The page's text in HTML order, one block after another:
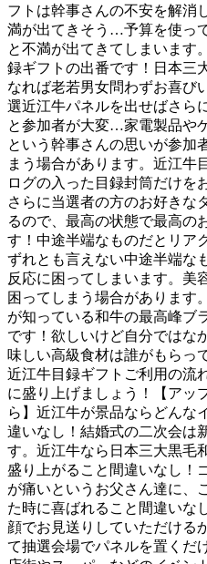
フトは幹事さんの不安を解消
満が出てきそう…予算を使っ
と不満が出てきてしまいます
録ギフトの出番です！日本三
なれば老若男女問わずお喜び
選近江牛パネルを出せばさら
と参加者が大変…家電製品や
という幹事さんの思いが参加
まう場合があります。近江牛
ログの入った目録封筒だけを
さらに当選者の方のお好きな
るので、最高の状態で最高の
す！中途半端なものだとリア
ずれとも言えない中途半端な
反応に困ってしまいます。美
困ってしまう場合があります
が知っている和牛の最高峰ブ
です！欲しいけど自分ではな
味しい高級食材は誰がもらっ
近江牛目録ギフトご利用の流
に盛り上げましょう！【アッ
ら】近江牛が景品ならどんな
違いなし！結婚式の二次会は
す。近江牛なら日本三大黒毛
盛り上がること間違いなし！
が痛いというお父さん達に、
た時に喜ばれること間違いな
顔でお見送りしていただける
て抽選会場でパネルを置くだ